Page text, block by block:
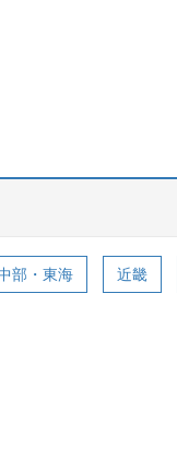
部・東海 近畿